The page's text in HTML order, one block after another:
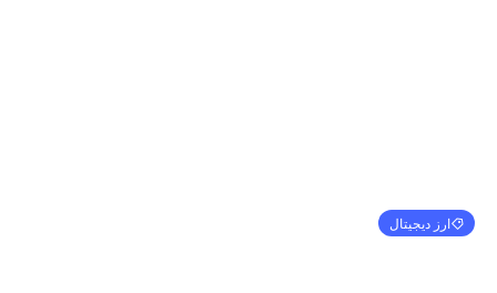
ارز دیجیتال